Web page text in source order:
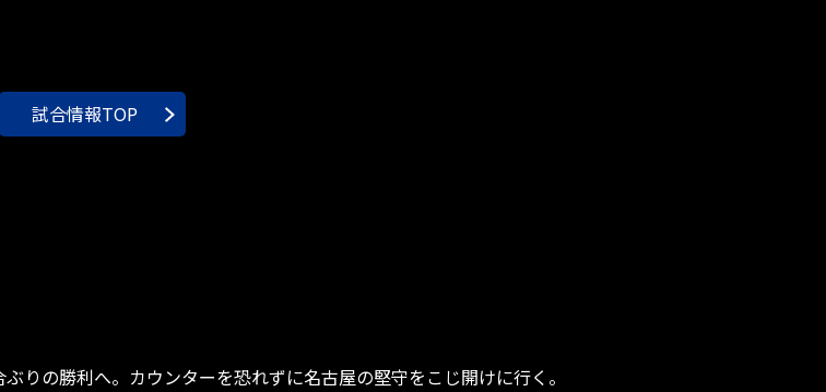
試合情報TOP
ぶりの勝利へ。カウンターを恐れずに名古屋の堅守をこじ開けに行く。